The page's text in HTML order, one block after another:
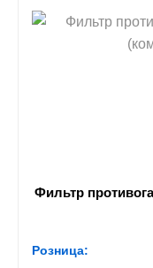
Фильтр
Розница: